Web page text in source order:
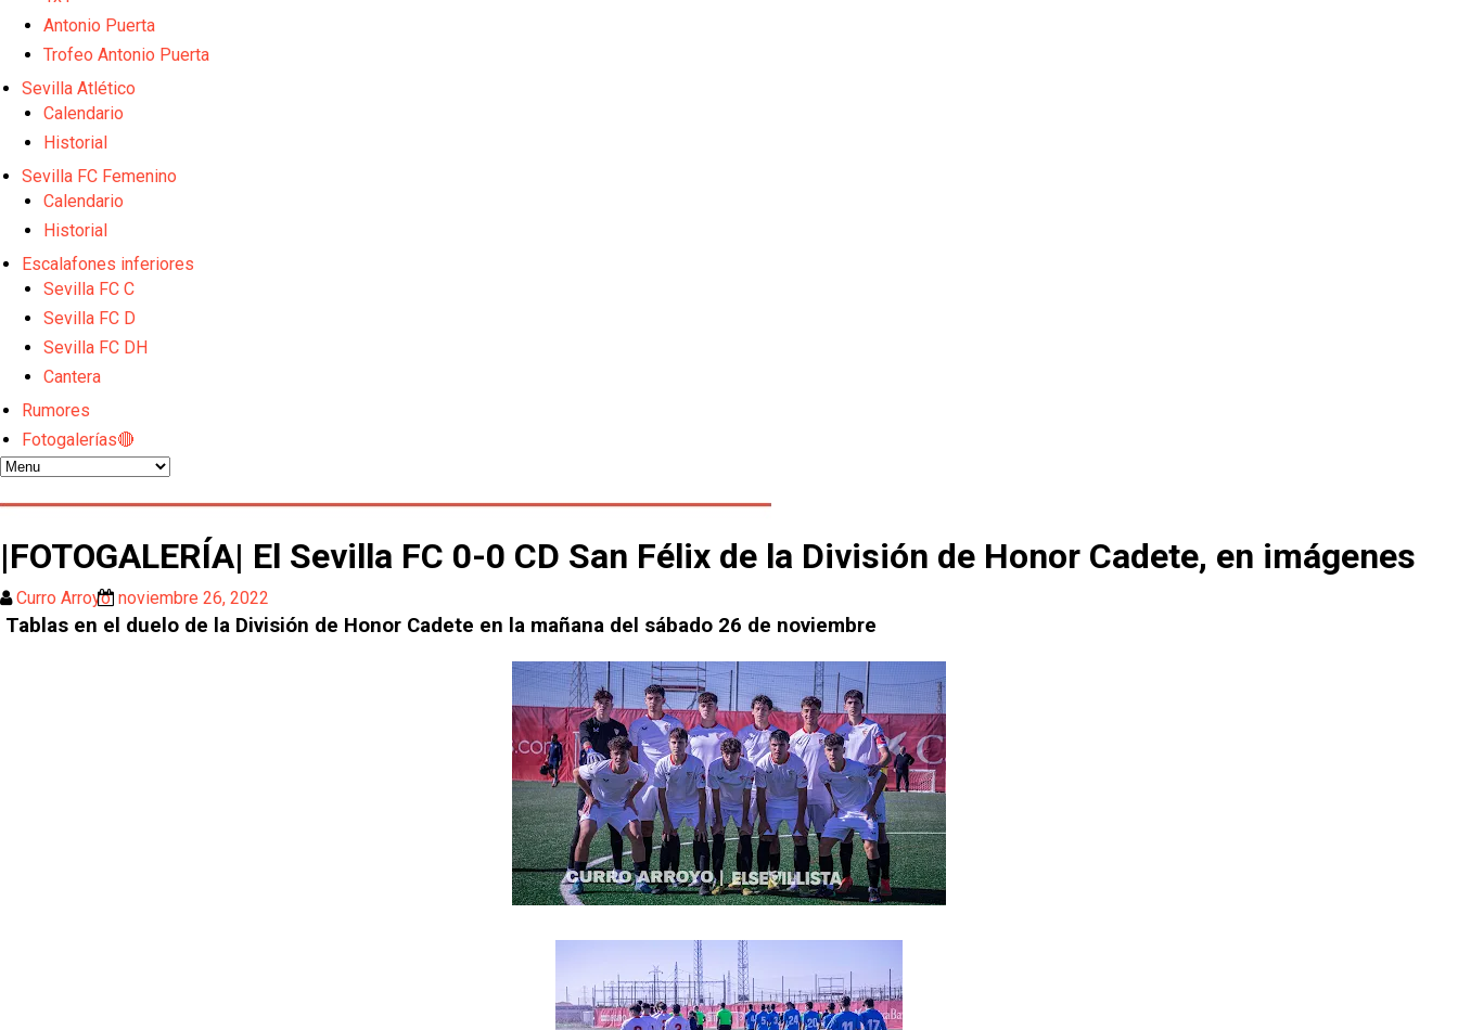
Kochorashvili, seria opción para reforzar el centro del campo sevillista
Sow muy cerca de cerrar su traspaso al Genoa
Banquillos confirmados: así queda la cantera del Sevilla Femenino para la 2026/27
Antonio Puerta
Trofeo Antonio Puerta
Sevilla Atlético
Calendario
Historial
Sevilla FC Femenino
Calendario
Historial
Escalafones inferiores
Sevilla FC C
Sevilla FC D
Sevilla FC DH
Cantera
Rumores
Fotogalerías🔴
|FOTOGALERÍA| El Sevilla FC 0-0 CD San Félix de la División de Honor Cadete, en imágenes
Curro Arroyo noviembre 26, 2022
Tablas en el duelo de la División de Honor Cadete en la mañana del sábado 26 de noviembre